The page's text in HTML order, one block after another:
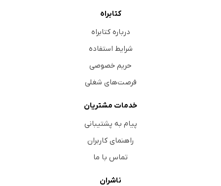
کتابراه
درباره کتابراه
شرایط استفاده
حریم خصوصی
فرصت‌های شغلی
خدمات مشتریان
پیام به پشتیبانی
راهنمای کاربران
تماس با ما
ناشران